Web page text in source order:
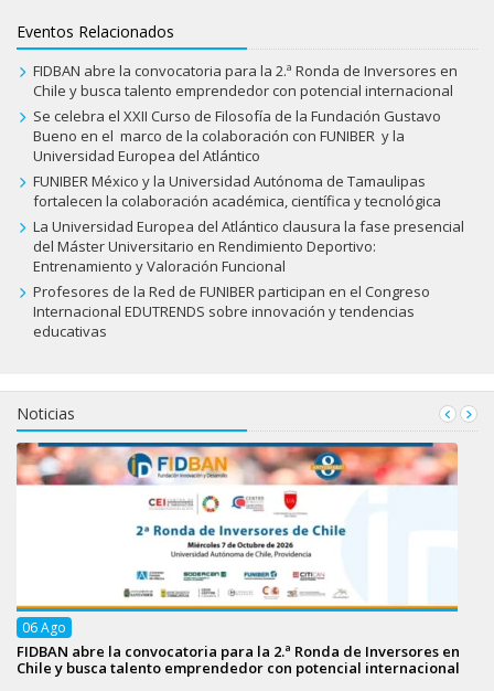
Eventos Relacionados
FIDBAN abre la convocatoria para la 2.ª Ronda de Inversores en
Chile y busca talento emprendedor con potencial internacional
Se celebra el XXII Curso de Filosofía de la Fundación Gustavo
Bueno en el marco de la colaboración con FUNIBER y la
Universidad Europea del Atlántico
FUNIBER México y la Universidad Autónoma de Tamaulipas
fortalecen la colaboración académica, científica y tecnológica
La Universidad Europea del Atlántico clausura la fase presencial
del Máster Universitario en Rendimiento Deportivo:
Entrenamiento y Valoración Funcional
Profesores de la Red de FUNIBER participan en el Congreso
Internacional EDUTRENDS sobre innovación y tendencias
educativas
Noticias
06Ago
FIDBAN abre la convocatoria para la 2.ª Ronda de Inversores en
Chile y busca talento emprendedor con potencial internacional